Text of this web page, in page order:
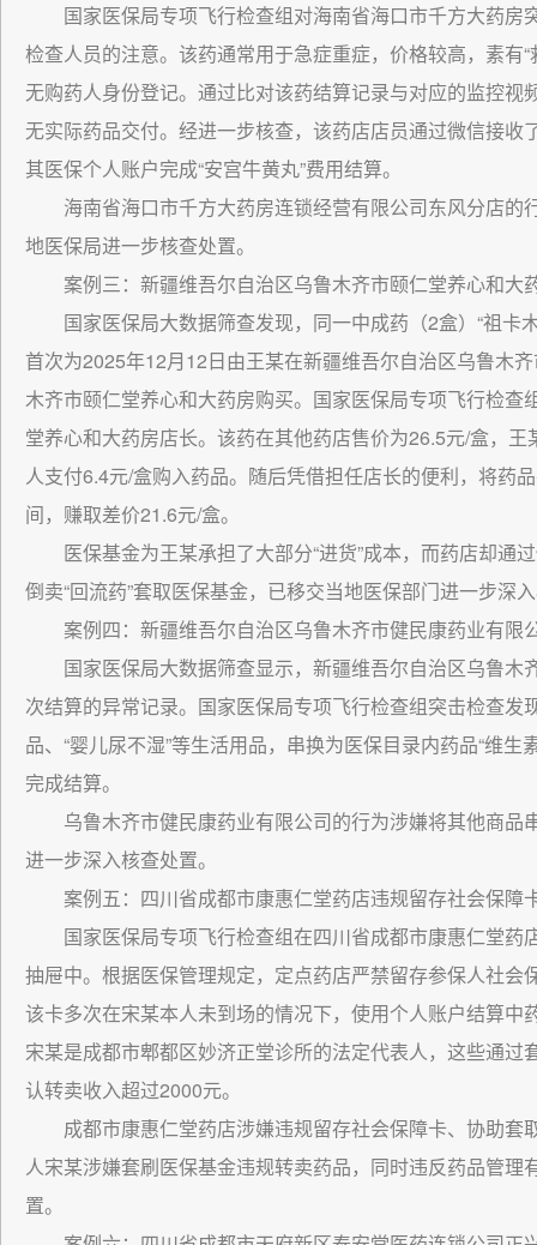
国家医保局专项飞行检查组对海南省海口市千方大药房
检查人员的注意。该药通常用于急症重症，价格较高，素有
无购药人身份登记。通过比对该药结算记录与对应的监控
无实际药品交付。经进一步核查，该药店店员通过微信接
其医保个人账户完成“安宫牛黄丸”费用结算。
海南省海口市千方大药房连锁经营有限公司东风分店
地医保局进一步核查处置。
案例三：新疆维吾尔自治区乌鲁木齐市颐仁堂养心和大
国家医保局大数据筛查发现，同一中成药（2盒）“祖
首次为2025年12月12日由王某在新疆维吾尔自治区乌鲁木
木齐市颐仁堂养心和大药房购买。国家医保局专项飞行检
堂养心和大药房店长。该药在其他药店售价为26.5元/盒，
人支付6.4元/盒购入药品。随后凭借担任店长的便利，将药
间，赚取差价21.6元/盒。
医保基金为王某承担了大部分“进货”成本，而药店却
倒卖“回流药”套取医保基金，已移交当地医保部门进一步深
案例四：新疆维吾尔自治区乌鲁木齐市健民康药业有
国家医保局大数据筛查显示，新疆维吾尔自治区乌鲁
次结算的异常记录。国家医保局专项飞行检查组突击检查发
品、“婴儿尿不湿”等生活用品，串换为医保目录内药品“维
完成结算。
乌鲁木齐市健民康药业有限公司的行为涉嫌将其他商
进一步深入核查处置。
案例五：四川省成都市康惠仁堂药店违规留存社会保障
国家医保局专项飞行检查组在四川省成都市康惠仁堂
抽屉中。根据医保管理规定，定点药店严禁留存参保人社会
该卡多次在宋某本人未到场的情况下，使用个人账户结算
宋某是成都市郫都区妙济正堂诊所的法定代表人，这些通
认转卖收入超过2000元。
成都市康惠仁堂药店涉嫌违规留存社会保障卡、协助
人宋某涉嫌套刷医保基金违规转卖药品，同时违反药品管
置。